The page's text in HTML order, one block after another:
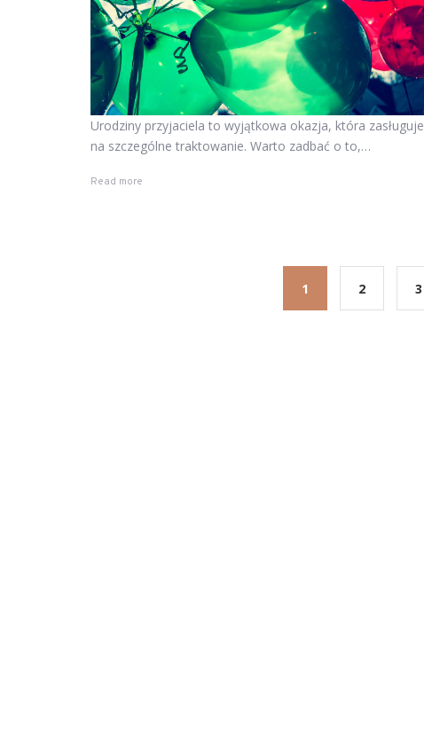
Urodziny przyjaciela to wyjątkowa okazja, która zasługuje
na szczególne traktowanie. Warto zadbać o to,…
Read more
1 2 3